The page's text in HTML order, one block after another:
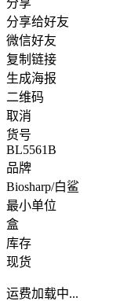
分享
分享给好友
微信好友
复制链接
生成海报
二维码
取消
货号
BL5561B
品牌
Biosharp/白鲨
最小单位
盒
库存
现货
运费加载中...